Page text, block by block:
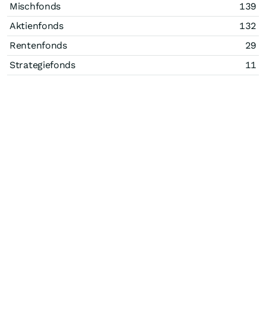
Mischfonds
139
Aktienfonds
132
Rentenfonds
29
Strategiefonds
11